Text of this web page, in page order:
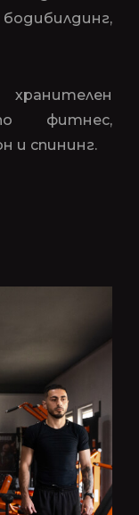
фитнес,
и спининг.